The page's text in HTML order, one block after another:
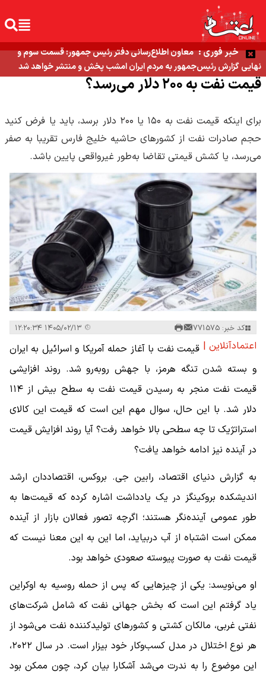
خبر فوری : معاون اطلاع‌رسانی دفتر رئیس جمهور: قسمت سوم و
نهایی گزارش رئیس‌جمهور به مردم ایران امشب پخش و منتشر خواهد شد
قیمت نفت به ۲۰۰ دلار می‌رسد؟
برای اینکه قیمت نفت به ۱۵۰ یا ۲۰۰ دلار برسد، باید یا فرض کنید
حجم صادرات نفت از کشورهای حاشیه خلیج فارس تقریبا به صفر
می‌رسد، یا کشش قیمتی تقاضا به‌طور غیرواقعی پایین باشد.
کد خبر: 771575
اعتمادآنلاین | قیمت نفت با آغاز حمله آمریکا و اسرائیل به ایران
و بسته شدن تنگه هرمز، با جهش روبه‌رو شد. روند افزایشی
قیمت نفت منجر به رسیدن قیمت نفت به سطح بیش از ۱۱۴
دلار شد. با این حال، سوال مهم این است که قیمت این کالای
استراتژیک تا چه سطحی بالا خواهد رفت؟ آیا روند افزایش قیمت
در آینده نیز ادامه خواهد یافت؟
به گزارش دنیای اقتصاد، رابین جی. بروکس، اقتصاددان ارشد
اندیشکده بروکینگز در یک یادداشت اشاره کرده که قیمت‌ها به
طور عمومی آینده‌نگر هستند؛ اگرچه تصور فعالان بازار از آینده
ممکن است اشتباه از آب دربیاید، اما این به این معنا نیست که
قیمت نفت به صورت پیوسته صعودی خواهد بود.
او می‌نویسد: یکی از چیزهایی که پس از حمله روسیه به اوکراین
یاد گرفتم این است که بخش جهانی نفت که شامل شرکت‌های
نفتی غربی، مالکان کشتی و کشورهای تولیدکننده نفت می‌شود از
هر نوع اختلال در مدل کسب‌وکار خود بیزار است. در سال ۲۰۲۲،
این موضوع را به ندرت می‌شد آشکارا بیان کرد، چون ممکن بود